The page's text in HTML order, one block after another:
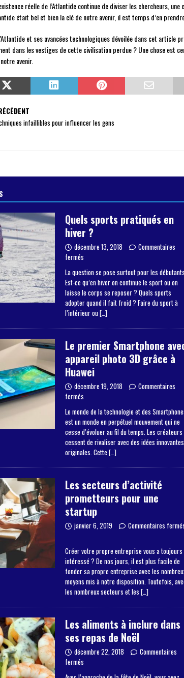
réelle de l’Atlantide continue de diviser les chercheurs,
était bel et bien la clé de notre avenir, il est temps d’en
et ses avancées technologiques dévoilée dans cet article
dans les vestiges de cette civilisation perdue ? Une chose est
avenir.
infaillibles pour influencer les gens
Quels sports pratiqués en
hiver ?
décembre 13, 2018
Commentaires
fermés
La question se pose surtout pour les
Est-ce qu’en hiver on continue le sport ou on
laisse le corps se reposer ? Quels sports
adopter quand il fait froid ? Faire du sport à
l’intérieur ou […]
Le premier Smartphone
appareil photo 3D grâce à
Huawei
décembre 19, 2018
Commentaires
fermés
Le monde de la technologie et des
est un monde en perpétuel mouvement qui ne
cesse d’évoluer au fil du temps. Les créateurs
cessent de rivaliser avec des idées
originales. Cette […]
Les secteurs d’activité
prometteurs pour une
startup
janvier 6, 2019 Commentaires
Créer votre propre entreprise vous a toujours
intéressé ? De nos jours, il est plus facile de
fonder sa propre entreprise avec les
moyens mis à notre disposition. Toutefois,
les nombreux secteurs et les […]
Les aliments à inclure dans
ses repas de Noël
décembre 22, 2018
Commentaires
fermés